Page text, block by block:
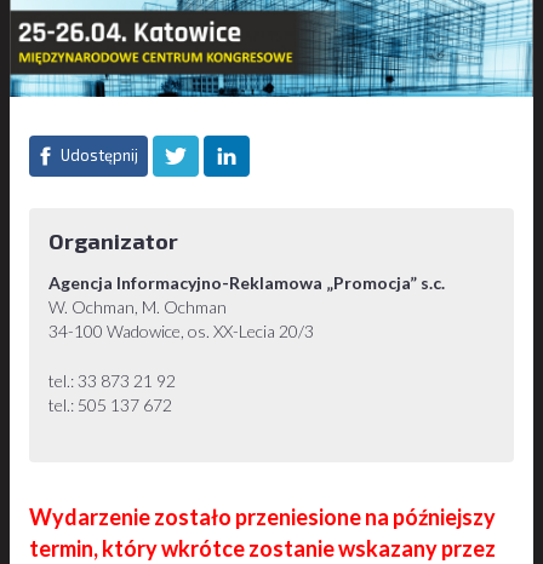
Udostępnij
Organizator
Agencja Informacyjno-Reklamowa „Promocja” s.c.
W. Ochman, M. Ochman
34-100 Wadowice, os. XX-Lecia 20/3
tel.: 33 873 21 92
tel.: 505 137 672
Wydarzenie zostało przeniesione na późniejszy
termin, który wkrótce zostanie wskazany przez